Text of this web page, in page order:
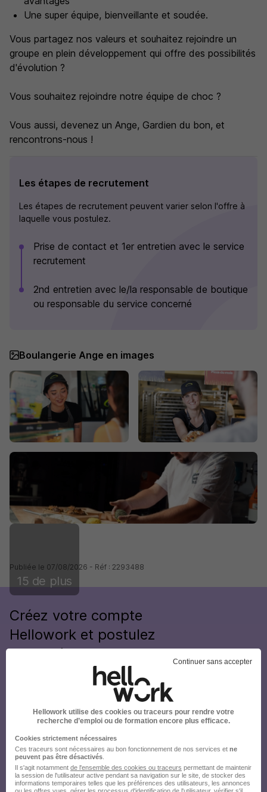
Une super équipe, bienveillante et soudée.
Vous partagez nos valeurs et souhaitez rejoindre un
groupe en plein développement qui offre des possibilités
d'évolution ?
Vous souhaitez rejoindre notre équipe de choc ?
Vous aussi, devenez un Ange, Gardien du bon, et
rencontrons-nous !
Les étapes de recrutement
Les étapes de recrutement peuvent varier selon l'offre à
laquelle vous postulez.
Prise de contact et 1er entretien avec le service
recrutement
2nd entretien avec le/la responsable de boutique
ou responsable du service concerné
Boulangerie Ange en images
15 de plus
Publiée le 07/08/2026 - Réf : 2293488
Créez votre compte
Hellowork et postulez
sur le site du recruteur !Continuer sans accepter
Hellowork utilise des cookies ou traceurs pour rendre votre
recherche d’emploi ou de formation encore plus efficace.
Cookies strictement nécessaires
Ces traceurs sont nécessaires au bon fonctionnement de nos services et ne
peuvent pas être désactivés
Il s'agit notamment de l'ensemble des cookies ou traceurs permettant de maintenir
la session de l'utilisateur active pendant sa navigation sur le site, de stocker des
informations temporaires telles que les préférences des utilisateurs, les annonces
ou les offres vues, gérer les processus d'identification de l'utilisateur, vérifier s'il